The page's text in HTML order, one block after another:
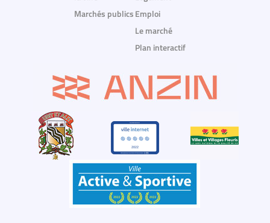
Marchés publics Emploi
Le marché
Plan interactif